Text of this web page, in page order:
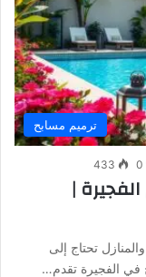
ترميم مسابح
0
433
|
تحتاج إلى
في الفجيرة تقدم…